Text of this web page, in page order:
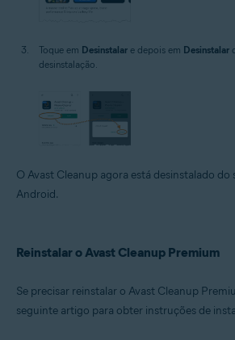
Toque em Desinstalar e depois em Desinstalar
desinstalação.
O Avast Cleanup agora está desinstalado do
Android.
Reinstalar o Avast Cleanup Premium
Se precisar reinstalar o Avast Cleanup
seguinte artigo para obter instruções de